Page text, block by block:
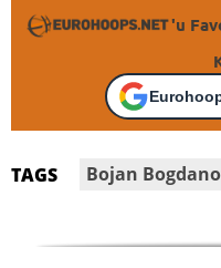
'u
TAGS Bojan